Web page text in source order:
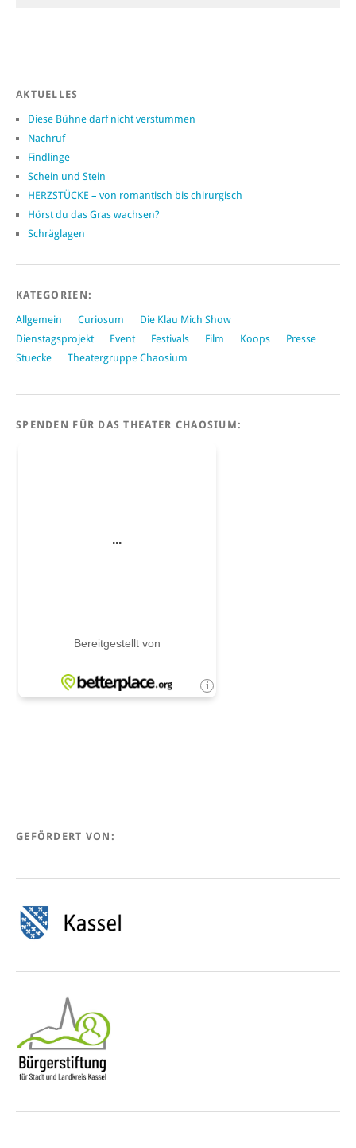
AKTUELLES
Diese Bühne darf nicht verstummen
Nachruf
Findlinge
Schein und Stein
HERZSTÜCKE – von romantisch bis chirurgisch
Hörst du das Gras wachsen?
Schräglagen
KATEGORIEN:
Allgemein Curiosum
Die Klau Mich Show
Dienstagsprojekt
Event Festivals Film Koops
Presse
Stuecke
Theatergruppe Chaosium
SPENDEN FÜR DAS THEATER CHAOSIUM:
GEFÖRDERT VON: